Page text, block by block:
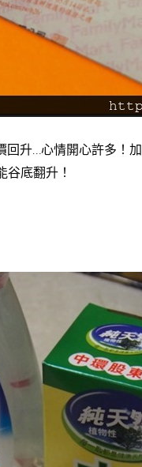
升…心情開心許多！
底翻升！